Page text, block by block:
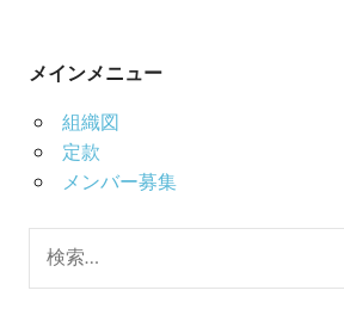
メインメニュー
組織図
定款
メンバー募集
索: